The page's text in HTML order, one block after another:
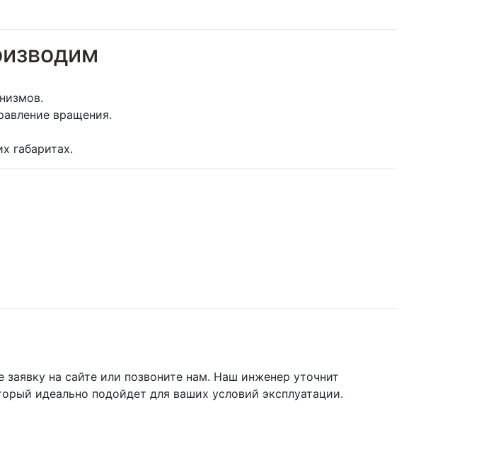
вращения.
габаритах.
на сайте или позвоните нам. Наш инженер уточнит
идеально подойдет для ваших условий эксплуатации.